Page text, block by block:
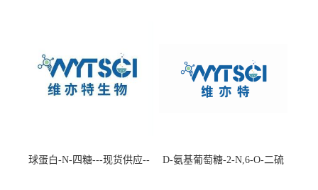
球蛋白-N-四糖---现货供应--
D-氨基葡萄糖-2-N,6-O-二硫